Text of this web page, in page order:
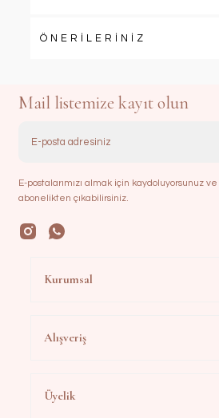
ÖNERİLERİNİZ
Mail listemize kayıt olun
E-postalarımızı almak için kaydoluyorsunuz
abonelikten çıkabilirsiniz.
Kurumsal
Alışveriş
Üyelik